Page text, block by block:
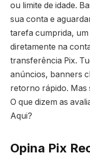
ou limite de idade.
sua conta e
tarefa cumprida,
diretamente na
transferência Pix.
anúncios, banners
retorno rápido. Mas
O que dizem as
Aqui?
Opina Pix